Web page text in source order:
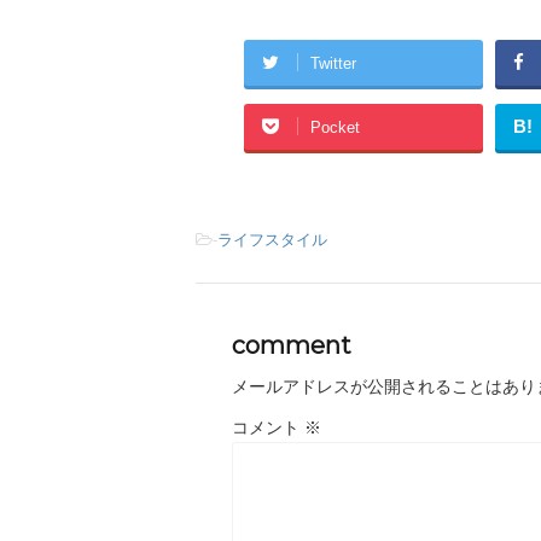
Twitter
Pocket B!
-ライフスタイル
comment
メールアドレスが公開されることはあ
コメント ※